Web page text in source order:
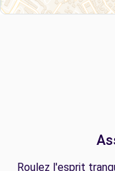
Roulez l'esprit